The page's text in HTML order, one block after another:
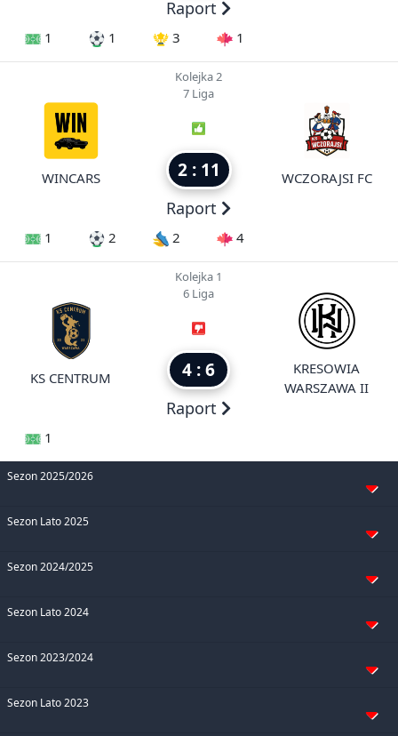
Raport
1 1 3 1
WINCARS
Kolejka 2
7 Liga
2 : 11
Raport
WCZORAJSI FC
1 2 2 4
KS CENTRUM
Kolejka 1
6 Liga
4 : 6
Raport
KRESOWIA
WARSZAWA II
1
Sezon 2025/2026
Sezon Lato 2025
Sezon 2024/2025
Sezon Lato 2024
Sezon 2023/2024
Sezon Lato 2023